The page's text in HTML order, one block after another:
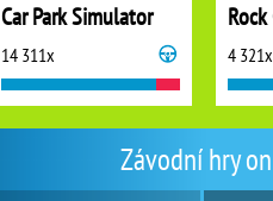
Závodní hry
Car Park Simulator
14 311x 4 321x